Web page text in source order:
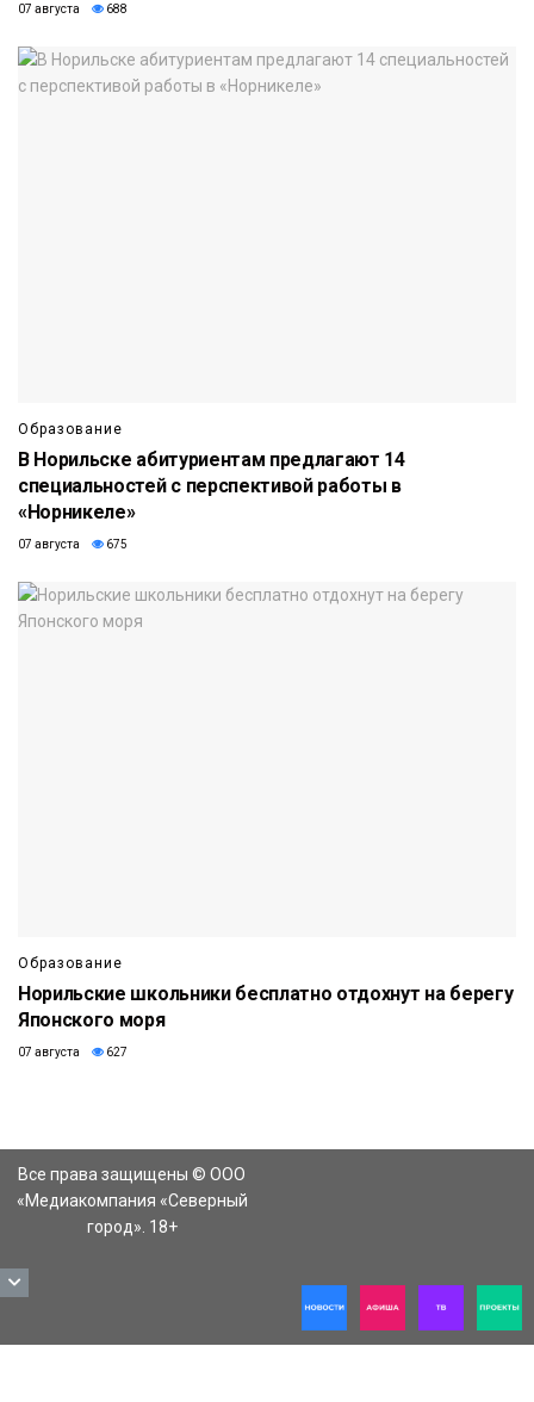
07 августа 688
Образование
В Норильске абитуриентам предлагают 14
специальностей с перспективой работы в
«Норникеле»
07 августа 675
Образование
Норильские школьники бесплатно отдохнут на берегу
Японского моря
07 августа 627
Все права защищены © ООО
«Медиакомпания «Северный
город». 18+